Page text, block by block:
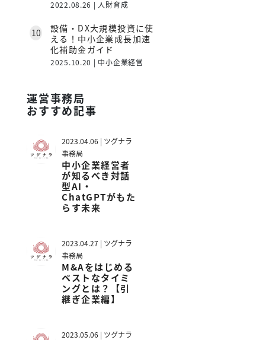
2022.08.26 | 人財育成
設備・DX大規模投資に使
える！中小企業成長加速
化補助金ガイド
2025.10.20 | 中小企業経営
運営事務局
おすすめ記事
2023.04.06 | ツグナラ
事務局
中小企業経営者
が知るべき対話
型AI・
ChatGPTがもた
らす未来
2023.04.27 | ツグナラ
事務局
M&Aをはじめる
ベストなタイミ
ングとは？【引
継ぎ企業編】
2023.05.06 | ツグナラ